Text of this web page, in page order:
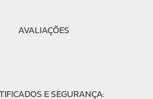
AVALIAÇÕES
E SEGURANÇA: